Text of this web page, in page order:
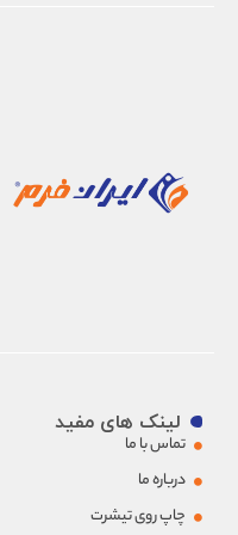
لباس کار ضدگاز
لباس کار کتان
لباس کار هتل
هودی و سویشرت کار
لینک های مفید
تماس با ما
درباره ما
چاپ روی تیشرت